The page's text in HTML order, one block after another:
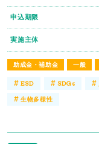
助成金・補助金 一般
申込期限
実施主体
#ESD # SDGs #
#生物多様性